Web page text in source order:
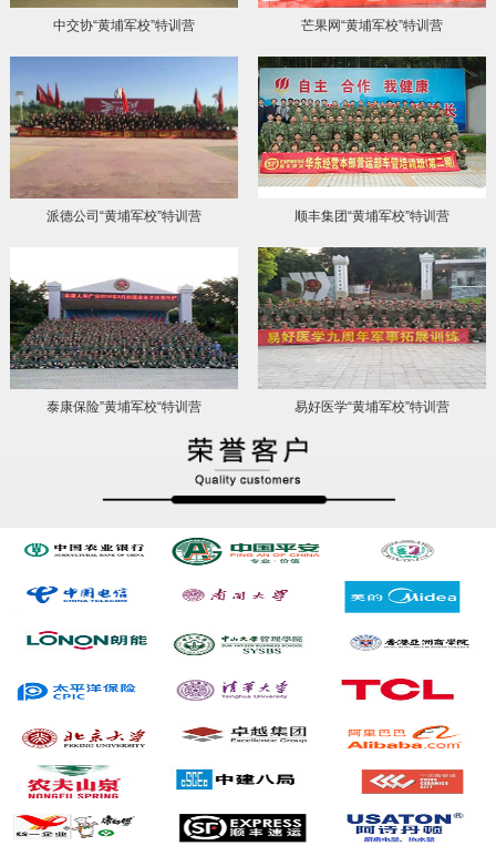
中交协“黄埔军校”特训营 芒果网“黄埔军校”特训营
派德公司“黄埔军校”特训营 顺丰集团“黄埔军校”特训营
泰康保险”黄埔军校“特训营 易好医学“黄埔军校”特训营